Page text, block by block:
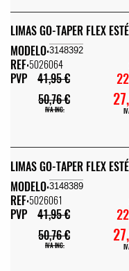
LIMAS GO-TAPER FLEX
MODELO:3148392
REF:5026064
PVP
41,95 €
50,76 €
IVA INC.
LIMAS GO-TAPER FLEX
MODELO:3148389
REF:5026061
PVP
41,95 €
50,76 €
IVA INC.